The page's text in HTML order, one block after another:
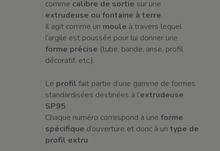
comme calibre de sortie sur une
extrudeuse ou fontaine à terre.
Il agit comme un moule à travers lequel
l’argile est poussée pour lui donner une
forme précise (tube, bande, anse, profil
décoratif, etc.).
Le profil fait partie d’une gamme de formes
standardisées destinées à l’extrudeuse
SP95.
Chaque numéro correspond à uneforme
spécifique d’ouverture et donc à untype de
profil extru